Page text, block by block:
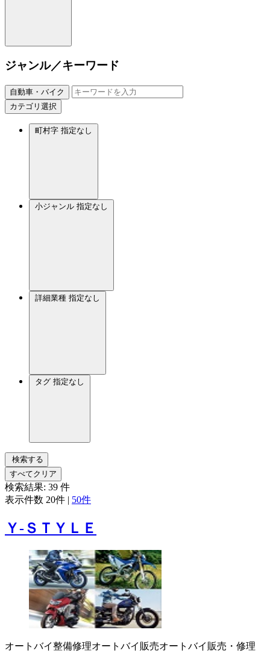
ジャンル／キーワード
自動車・バイク
カテゴリ選択
町村字 指定なし
小ジャンル 指定なし
詳細業種 指定なし
タグ 指定なし
検索する
すべてクリア
検索結果: 39 件
表示件数 20件 | 50件
Ｙ‐ＳＴＹＬＥ
オートバイ整備修理オートバイ販売オートバイ販売・修理